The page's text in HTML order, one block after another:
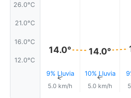
26.0°C
21.0°C
16.0°C
12.0°C
14.0°
9% Lluvia
↑
5.0 km/h
14.0°
10% Lluvia
↑
5.0 km/h